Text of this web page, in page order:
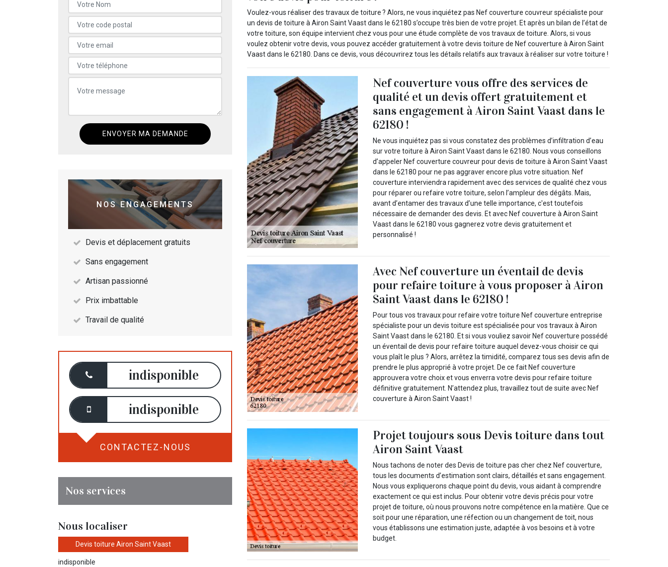
NOS ENGAGEMENTS
Devis et déplacement gratuits
Sans engagement
Artisan passionné
Prix imbattable
Travail de qualité
indisponible
indisponible
CONTACTEZ-NOUS
Nos services
Nous localiser
Devis toiture Airon Saint Vaast
indisponible
Voulez-vous réaliser des travaux de toiture ? Alors, ne vous inquiétez pas Nef couverture couvreur spécialiste pour
un devis de toiture à Airon Saint Vaast dans le 62180 s’occupe très bien de votre projet. Et après un bilan de l’état de
votre toiture, son équipe intervient chez vous pour une étude complète de vos travaux de toiture. Alors, si vous
voulez obtenir votre devis, vous pouvez accéder gratuitement à votre devis toiture de Nef couverture à Airon Saint
Vaast dans le 62180. Dans ce devis, vous découvrirez tous les détails relatifs aux travaux à réaliser sur votre toiture !
Nef couverture vous offre des services de
qualité et un devis offert gratuitement et
sans engagement à Airon Saint Vaast dans le
62180 !
Ne vous inquiétez pas si vous constatez des problèmes d’infiltration d’eau
sur votre toiture à Airon Saint Vaast dans le 62180. Nous vous conseillons
d’appeler Nef couverture couvreur pour devis de toiture à Airon Saint Vaast
dans le 62180 pour ne pas aggraver encore plus votre situation. Nef
couverture interviendra rapidement avec des services de qualité chez vous
pour réparer ou refaire votre toiture, selon l’ampleur des dégâts. Mais,
avant d’entamer des travaux d’une telle importance, c'est toutefois
nécessaire de demander des devis. Et avec Nef couverture à Airon Saint
Vaast dans le 62180 vous gagnerez votre devis gratuitement et
personnalisé !
Avec Nef couverture un éventail de devis
pour refaire toiture à vous proposer à Airon
Saint Vaast dans le 62180 !
Pour tous vos travaux pour refaire votre toiture Nef couverture entreprise
spécialiste pour un devis toiture est spécialisée pour vos travaux à Airon
Saint Vaast dans le 62180. Et si vous vouliez savoir Nef couverture possédé
un éventail de devis pour refaire toiture auquel devez-vous choisir ce qui
vous plaît le plus ? Alors, arrêtez la timidité, comparez tous ses devis afin de
prendre le plus approprié à votre projet. De ce fait Nef couverture
approuvera votre choix et vous enverra votre devis pour refaire toiture
définitive gratuitement. N’attendez plus, travaillez tout de suite avec Nef
couverture à Airon Saint Vaast !
Projet toujours sous Devis toiture dans tout
Airon Saint Vaast
Nous tachons de noter des Devis de toiture pas cher chez Nef couverture,
tous les documents d’estimation sont clairs, détaillés et sans engagement.
Nous vous expliquerons chaque point du devis, vous aidant à comprendre
exactement ce qui est inclus. Pour obtenir votre devis précis pour votre
projet de toiture, où nous prouvons notre compétence en la matière. Que ce
soit pour une réparation, une réfection ou un changement de toit, nous
vous établissons une estimation juste, adaptée à vos besoins et à votre
budget.